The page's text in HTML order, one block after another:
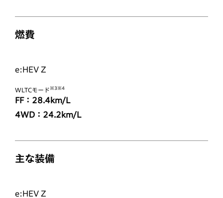
燃費
e:HEV Z
WLTCモード ※3※4
FF：28.4km/L
4WD：24.2km/L
主な装備
e:HEV Z